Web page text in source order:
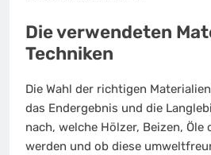
Die verwendeten
Techniken
Die Wahl der richtigen
das Endergebnis und die
nach, welche Hölzer, Beizen, Öle
werden und ob diese